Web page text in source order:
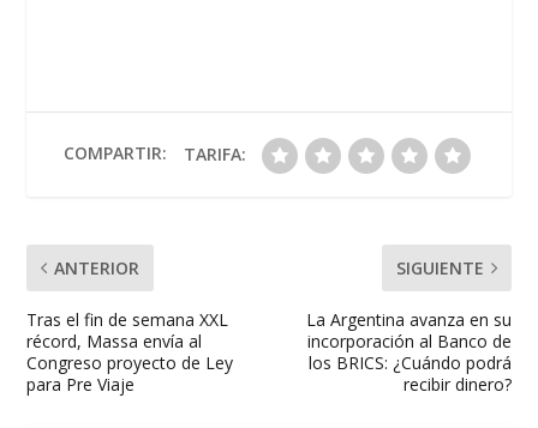
o
o
A
p
ar
ti
COMPARTIR: TARIFA:
ANTERIOR
Tras el fin de semana XXL
récord, Massa envía al
Congreso proyecto de Ley
para Pre Viaje
SIGUIENTE
La Argentina avanza en su
incorporación al Banco de
los BRICS: ¿Cuándo podrá
recibir dinero?